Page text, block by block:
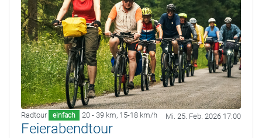
Radtour einfach 20 - 39 km, 15-18 km/h Mi. 25. Feb. 2026 17:00
Feierabendtour